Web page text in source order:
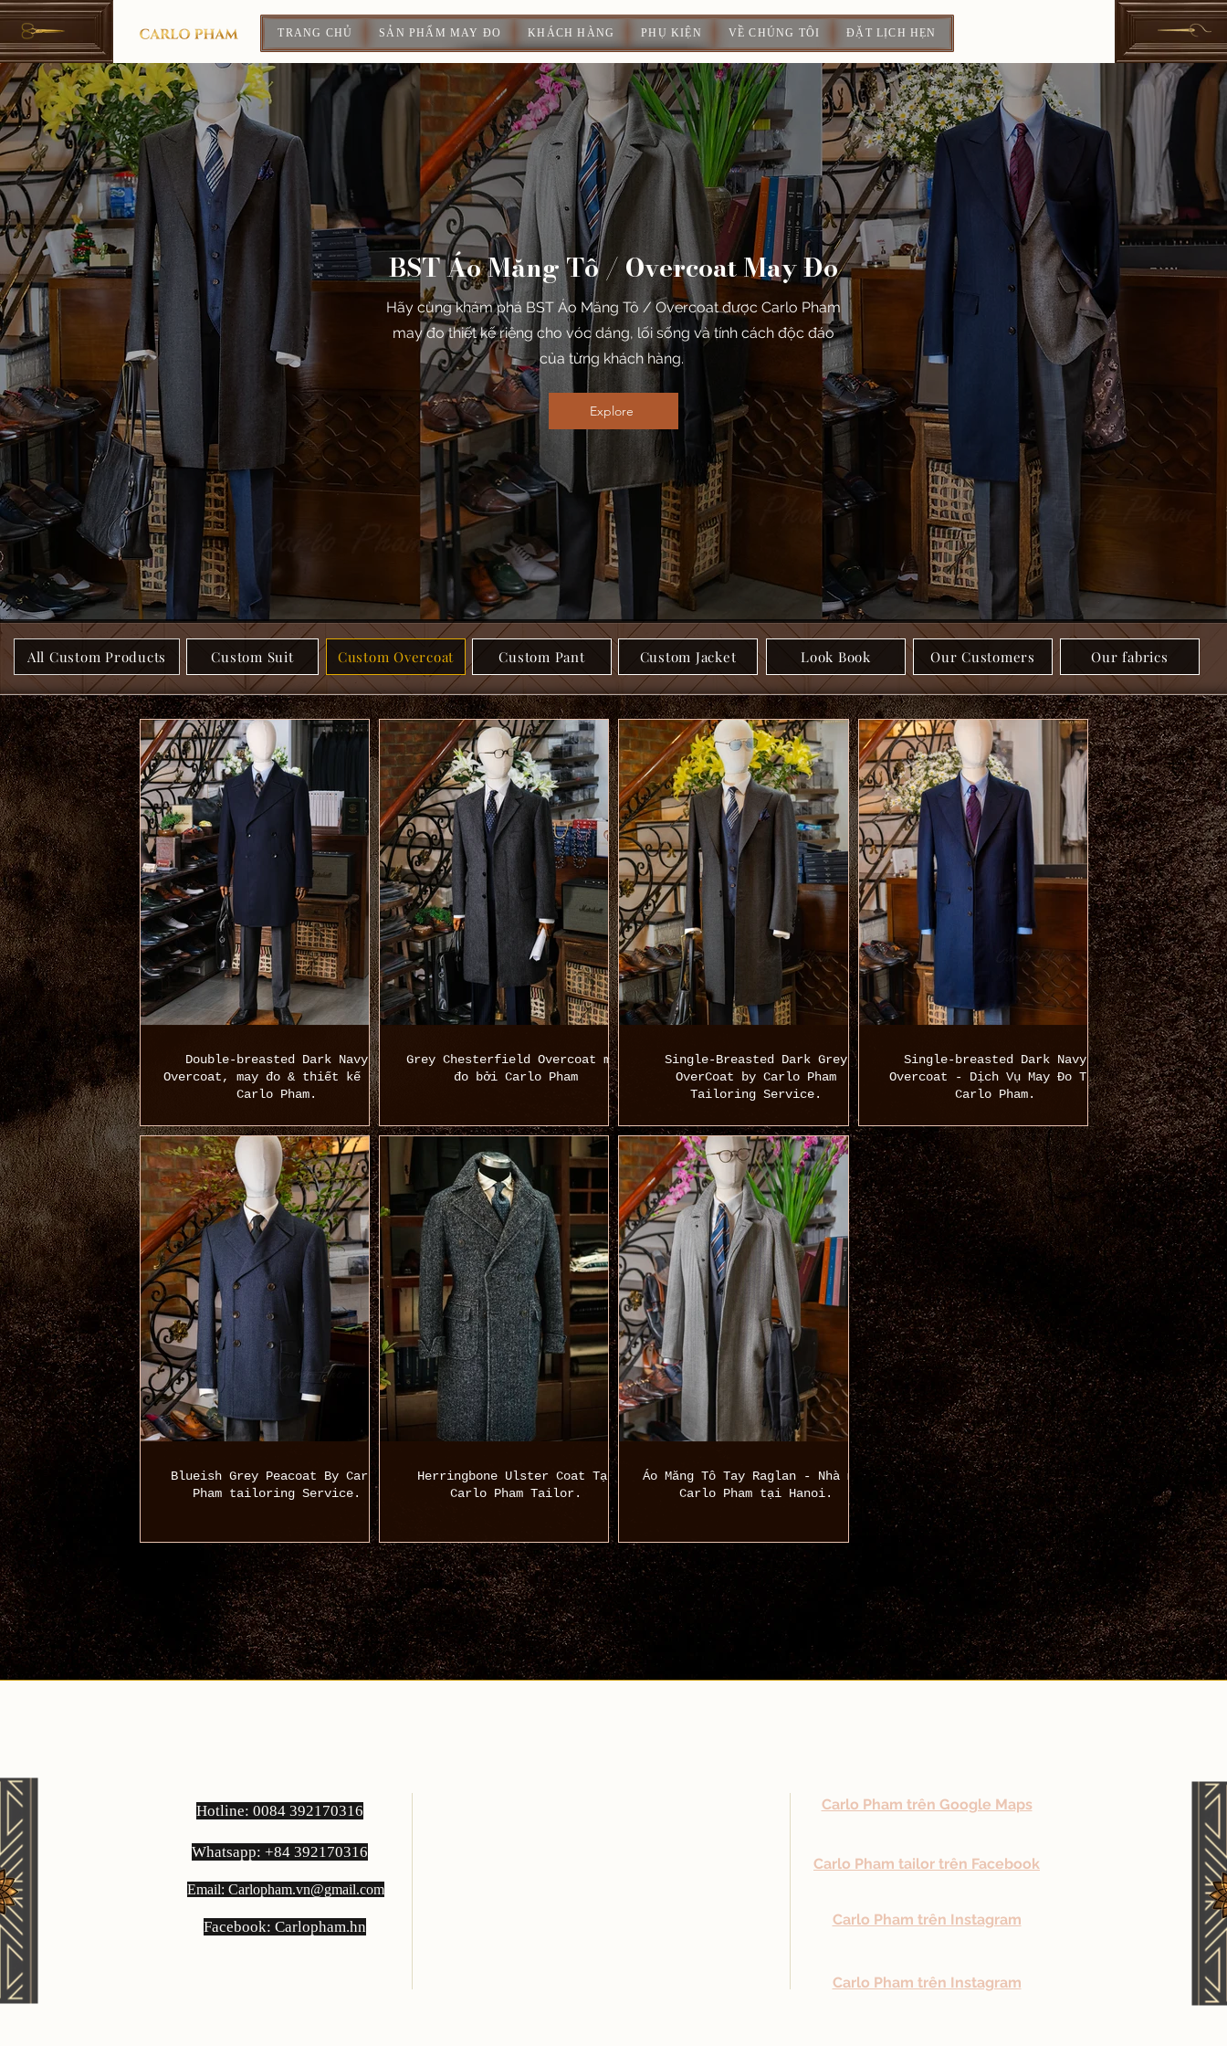
TRANG CHỦ SẢN PHẨM MAY ĐO KHÁCH HÀNG PHỤ KIỆN VỀ CHÚNG TÔI ĐẶT LỊCH HẸN
BST Áo Măng Tô / Overcoat May Đo
Hãy cùng khám phá BST Áo Măng Tô / Overcoat được Carlo Pham
may đo thiết kế riêng cho vóc dáng, lối sống và tính cách độc đáo
của từng khách hàng.
Explore
All Custom Products Custom Suit Custom Overcoat Custom Pant Custom Jacket Look Book Our Customers Our fabrics
Double-breasted Dark Navy
Overcoat, may đo & thiết kế bởi
Carlo Pham.
Grey Chesterfield Overcoat may
đo bởi Carlo Pham
Single-Breasted Dark Grey
OverCoat by Carlo Pham
Tailoring Service.
Single-breasted Dark Navy
Overcoat - Dịch Vụ May Đo Tại
Carlo Pham.
Blueish Grey Peacoat By Carlo
Pham tailoring Service.
Herringbone Ulster Coat Tại
Carlo Pham Tailor.
Áo Măng Tô Tay Raglan - Nhà may
Carlo Pham tại Hanoi.
Hotline: 0084 392170316
Whatsapp: +84 392170316
Email: Carlopham.vn@gmail.com
​Facebook: Carlopham.hn
Carlo Pham trên Google Maps
Carlo Pham tailor trên Facebook
Carlo Pham trên Instagram
Carlo Pham trên Instagram